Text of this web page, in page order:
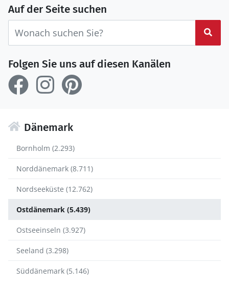
Auf der Seite suchen
Folgen Sie uns auf diesen Kanälen
Dänemark
Bornholm (2.293)
Norddänemark (8.711)
Nordseeküste (12.762)
Ostdänemark (5.439)
Ostseeinseln (3.927)
Seeland (3.298)
Süddänemark (5.146)